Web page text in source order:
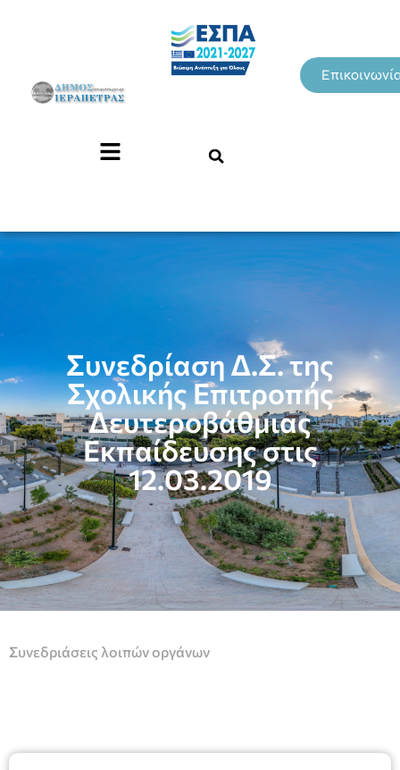
Συνεδρίαση Δ.Σ. της
Σχολικής Επιτροπής
Δευτεροβάθμιας
Εκπαίδευσης στις
12.03.2019
Συνεδριάσεις λοιπών οργάνων